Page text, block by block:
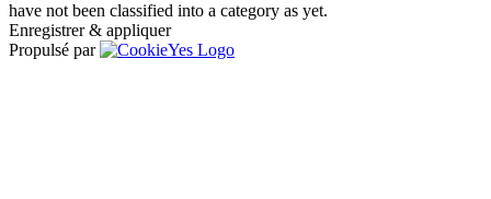
have not been classified into a category as yet.
Enregistrer & appliquer
Propulsé par